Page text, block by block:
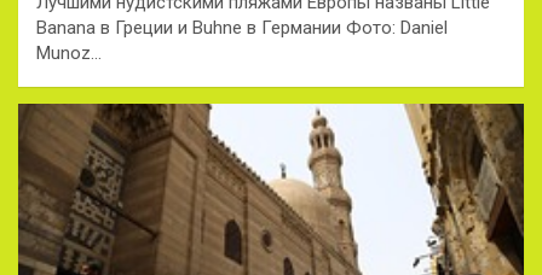
Banana в Греции и Buhne в Германии Фото: Daniel
Munoz…